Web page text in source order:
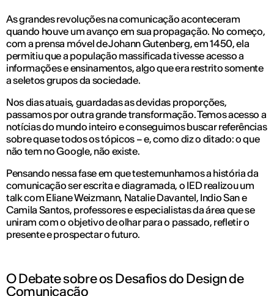
As grandes revoluções na comunicação aconteceram
quando houve um avanço em sua propagação. No começo,
com a prensa móvel de Johann Gutenberg, em 1450, ela
permitiu que a população massificada tivesse acesso a
informações e ensinamentos, algo que era restrito somente
a seletos grupos da sociedade.
Nos dias atuais, guardadas as devidas proporções,
passamos por outra grande transformação. Temos acesso a
notícias do mundo inteiro e conseguimos buscar referências
sobre quase todos os tópicos – e, como diz o ditado: o que
não tem no Google, não existe.
Pensando nessa fase em que testemunhamos a história da
comunicação ser escrita e diagramada, o IED realizou um
talk com Eliane Weizmann, Natalie Davantel, Indio San e
Camila Santos, professores e especialistas da área que se
uniram com o objetivo de olhar para o passado, refletir o
presente e prospectar o futuro.
O Debate sobre os Desafios do Design de
Comunicação